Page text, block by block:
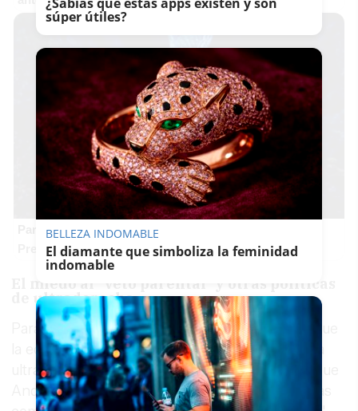
Parece ciencia ficción
Prepárate para alucinar con estas criaturas
El miedo al "veto parental" y otras políticas
de ultraderecha
Para la organización, resulta "imprescindible" que
la educación no entre en ningún acuerdo con la
ultraderecha. Ustea advierte del riesgo real de que
Andalucía importe medidas ya aplicadas en otras
súper útiles?
BELLEZA INDOMABLE
El diamante que simboliza la feminidad
indomable